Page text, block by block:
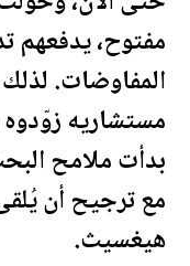
مفتوح، يدفعهم
المفاوضات.
مستشاريه زوّدوه
بدأت ملامح
مع ترجيح أن
هيغسيث.